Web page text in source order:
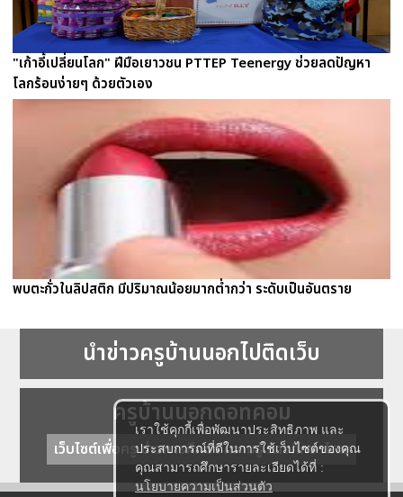
เราใช้คุกกี้เพื่อพัฒนาประสิทธิภาพ และ
ประสบการณ์ที่ดีในการใช้เว็บไซต์ของคุณ
คุณสามารถศึกษารายละเอียดได้ที่ :
นโยบายความเป็นส่วนตัว
"เก้าอี้เปลี่ยนโลก" ฝีมือเยาวชน PTTEP Teenergy ช่วยลดปัญหา
โลกร้อนง่ายๆ ด้วยตัวเอง
พบตะกั่วในลิปสติก มีปริมาณน้อยมากต่ำกว่า ระดับเป็นอันตราย
นำข่าวครูบ้านนอกไปติดเว็บ
ครูบ้านนอกดอทคอม
เว็บไซต์เพื่อครู ข่าวการศึกษา ความรู้ การศึกษาไทย